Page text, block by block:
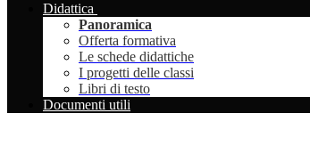
Didattica
Panoramica
Offerta formativa
Le schede didattiche
I progetti delle classi
Libri di testo
Documenti utili